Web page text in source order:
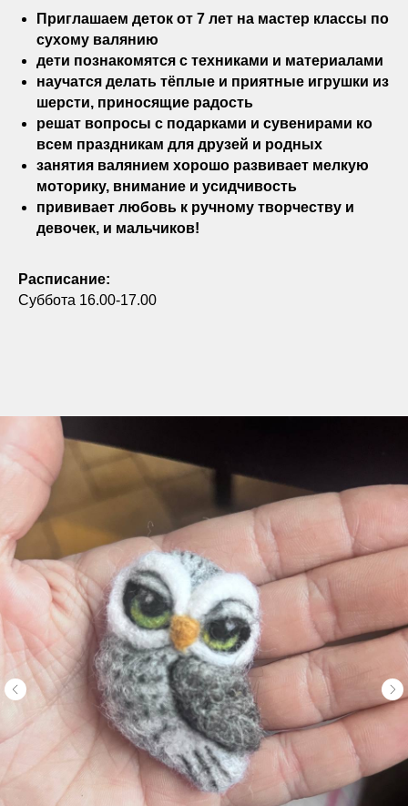
Приглашаем деток от 7 лет на мастер классы по
сухому валянию
дети познакомятся с техниками и материалами
научатся делать тёплые и приятные игрушки из
шерсти, приносящие радость
решат вопросы с подарками и сувенирами ко
всем праздникам для друзей и родных
занятия валянием хорошо развивает мелкую
моторику, внимание и усидчивость
прививает любовь к ручному творчеству и
девочек, и мальчиков!
Расписание:
Суббота 16.00-17.00